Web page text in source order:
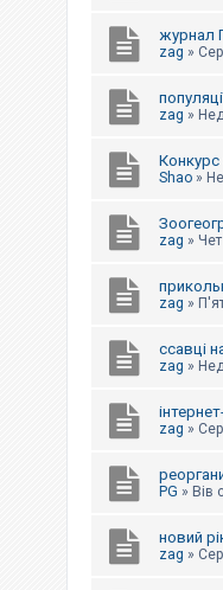
журнал
zag »
zag »
Конкурс
Shao »
zag »
zag »
ссавці
zag »
zag »
PG » Вів
новий
zag »